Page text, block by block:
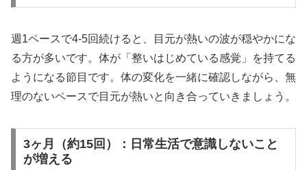
週1ペースで4-5回続けると、目元が熱いの波が穏やかにな
る方が多いです。体が「整いはじめている感覚」を持てる
ようになる節目です。体の変化を一緒に確認しながら、無
理のないペースで目元が熱いと向き合っていきましょう。
3ヶ月（約15回）：日常生活で意識しないこと
が増える